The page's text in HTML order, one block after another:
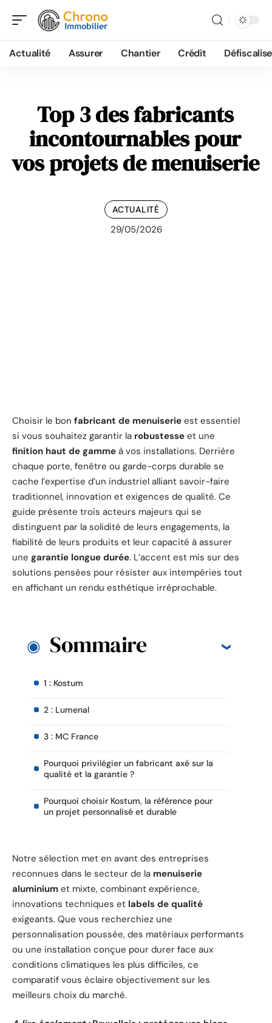
Actualité Assurer Chantier Crédit
Top 3 des fabricants
incontournables pour
vos projets de menuiserie
ACTUALITÉ
29/05/2026
Choisir le bon fabricant de menuiserie est essentiel
si vous souhaitez garantir la robustesse et une
finition haut de gamme à vos installations. Derrière
chaque porte, fenêtre ou garde-corps durable se
cache l’expertise d’un industriel alliant savoir-faire
traditionnel, innovation et exigences de qualité. Ce
guide présente trois acteurs majeurs qui se
distinguent par la solidité de leurs engagements, la
fiabilité de leurs produits et leur capacité à assurer
une garantie longue durée. L’accent est mis sur des
solutions pensées pour résister aux intempéries tout
en affichant un rendu esthétique irréprochable.
Sommaire
1 : Kostum
2 : Lumenal
3 : MC France
Pourquoi privilégier un fabricant axé sur la
qualité et la garantie ?
Pourquoi choisir Kostum, la référence pour
un projet personnalisé et durable
Notre sélection met en avant des entreprises
reconnues dans le secteur de la menuiserie
aluminium et mixte, combinant expérience,
innovations techniques et labels de qualité
exigeants. Que vous recherchiez une
personnalisation poussée, des matériaux performants
ou une installation conçue pour durer face aux
conditions climatiques les plus difficiles, ce
comparatif vous éclaire objectivement sur les
meilleurs choix du marché.